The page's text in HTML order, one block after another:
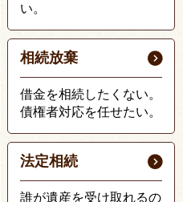
い。
相続放棄
借金を相続したくない。
債権者対応を任せたい。
法定相続
誰が遺産を受け取れるの